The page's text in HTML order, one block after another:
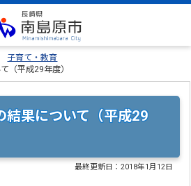
子育て・教育
（平成29年度）
結果について（平成29
最終更新日：2018年1月12日